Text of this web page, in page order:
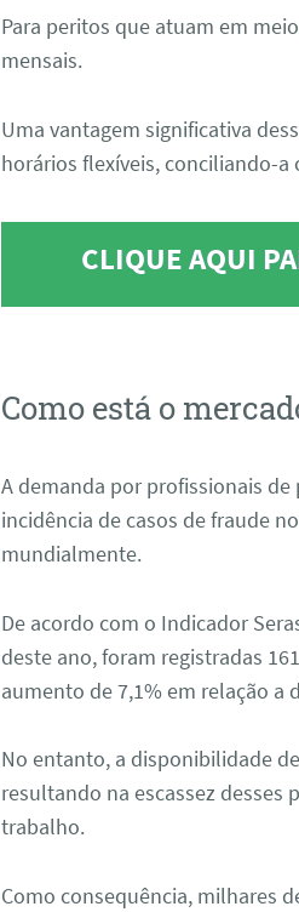
Para peritos que atuam em
mensais.
Uma vantagem significativa
horários flexíveis, conciliando-
CLIQUE AQUI
Como está o
A demanda por profissionais
incidência de casos de fraude
mundialmente.
De acordo com o Indicador
deste ano, foram registradas
aumento de 7,1% em relação a
No entanto, a disponibilidade
resultando na escassez desses
trabalho.
Como consequência, milhares